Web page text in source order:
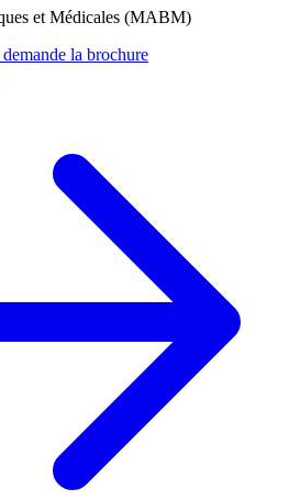
et Médicales (MABM)
demande la brochure